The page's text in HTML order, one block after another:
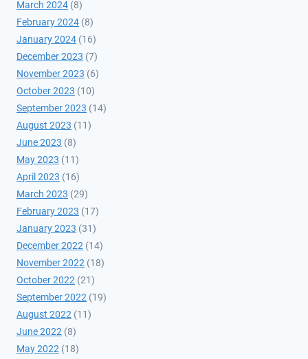
March 2024 (8)
February 2024 (8)
January 2024 (16)
December 2023 (7)
November 2023 (6)
October 2023 (10)
September 2023 (14)
August 2023 (11)
June 2023 (8)
May 2023 (11)
April 2023 (16)
March 2023 (29)
February 2023 (17)
January 2023 (31)
December 2022 (14)
November 2022 (18)
October 2022 (21)
September 2022 (19)
August 2022 (11)
June 2022 (8)
May 2022 (18)